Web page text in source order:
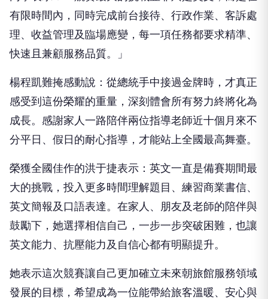
有限時間內，同時完成前台接待、行政作業、客訴處
理、收益管理及臨場應變，每一項任務都要求精準、
快速且兼顧服務品質。」
楊程凱難掩感動說：從總統手中接過金牌時，才真正
感受到這份榮耀的重量，深刻體會所有努力終將化為
成長。感謝家人一路陪伴兩位指導老師近十個月來不
分平日、假日的耐心指導，才能站上全國最高舞臺。
榮獲全國佳作的洪于捷表示：英文一直是備賽期間最
大的挑戰，投入更多時間理解題目、練習商業書信、
英文簡報及口語表達。在家人、朋友及老師的陪伴與
鼓勵下，她選擇相信自己，一步一步突破困難，也讓
英文能力、抗壓能力及自信心都有明顯提升。
她表示這次競賽讓自己更加確立未來朝旅館服務領域
發展的目標，希望成為一位能帶給旅客溫暖、安心與